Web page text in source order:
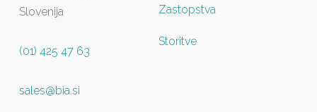
Slovenija
(01) 425 47 63
sales@bia.si
Zastopstva
Storitve